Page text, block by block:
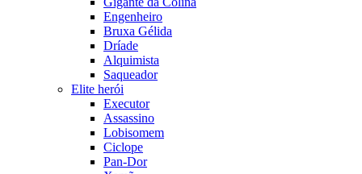
Engenheiro
Bruxa Gélida
Dríade
Alquimista
Saqueador
Elite herói
Executor
Assassino
Lobisomem
Ciclope
Pan-Dor